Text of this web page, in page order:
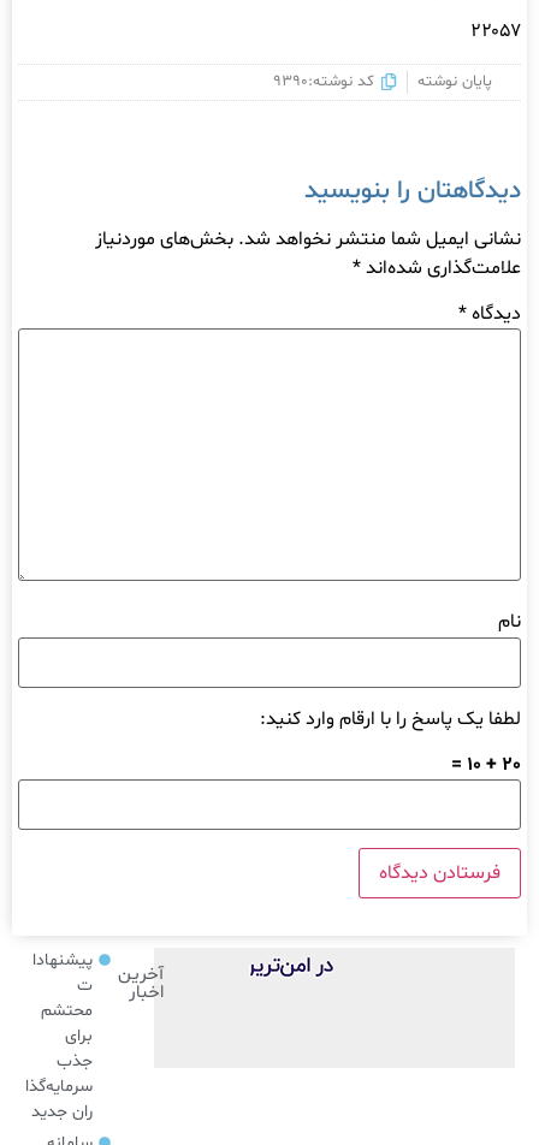
۲۲۰۵۷
پایان نوشته کد نوشته:9390
دیدگاهتان را بنویسید
نشانی ایمیل شما منتشر نخواهد شد. بخش‌های موردنیاز
علامت‌گذاری شده‌اند*
دیدگاه*
نام
لطفا یک پاسخ را با ارقام وارد کنید:
20 + 10 =
آخرین
اخبار
پیشنهادا
ت
محتشم
برای
جذب
سرمایه‌گذا
ران جدید